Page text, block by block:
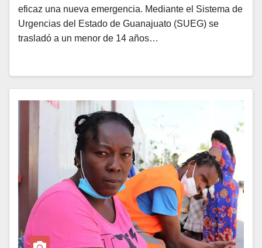
eficaz una nueva emergencia. Mediante el Sistema de
Urgencias del Estado de Guanajuato (SUEG) se
trasladó a un menor de 14 años…